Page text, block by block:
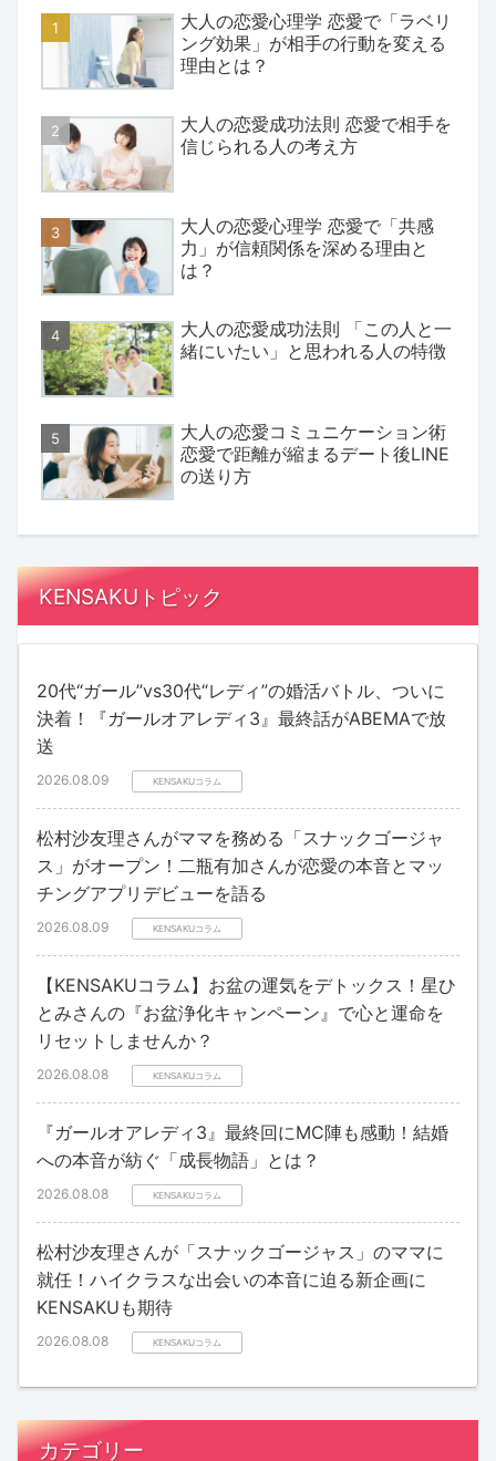
大人の恋愛心理学 恋愛で「ラベリ
ング効果」が相手の行動を変える
理由とは？
大人の恋愛成功法則 恋愛で相手を
信じられる人の考え方
大人の恋愛心理学 恋愛で「共感
力」が信頼関係を深める理由と
は？
大人の恋愛成功法則 「この人と一
緒にいたい」と思われる人の特徴
大人の恋愛コミュニケーション術
恋愛で距離が縮まるデート後LINE
の送り方
KENSAKUトピック
20代“ガール”vs30代“レディ”の婚活バトル、ついに
決着！『ガールオアレディ3』最終話がABEMAで放
送
2026.08.09 KENSAKUコラム
松村沙友理さんがママを務める「スナックゴージャ
ス」がオープン！二瓶有加さんが恋愛の本音とマッ
チングアプリデビューを語る
2026.08.09 KENSAKUコラム
【KENSAKUコラム】お盆の運気をデトックス！星ひ
とみさんの『お盆浄化キャンペーン』で心と運命を
リセットしませんか？
2026.08.08 KENSAKUコラム
『ガールオアレディ3』最終回にMC陣も感動！結婚
への本音が紡ぐ「成長物語」とは？
2026.08.08 KENSAKUコラム
松村沙友理さんが「スナックゴージャス」のママに
就任！ハイクラスな出会いの本音に迫る新企画に
KENSAKUも期待
2026.08.08 KENSAKUコラム
カテゴリー